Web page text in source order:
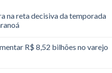
na reta decisiva da temporada
R$ 8,52 bilhões no varejo